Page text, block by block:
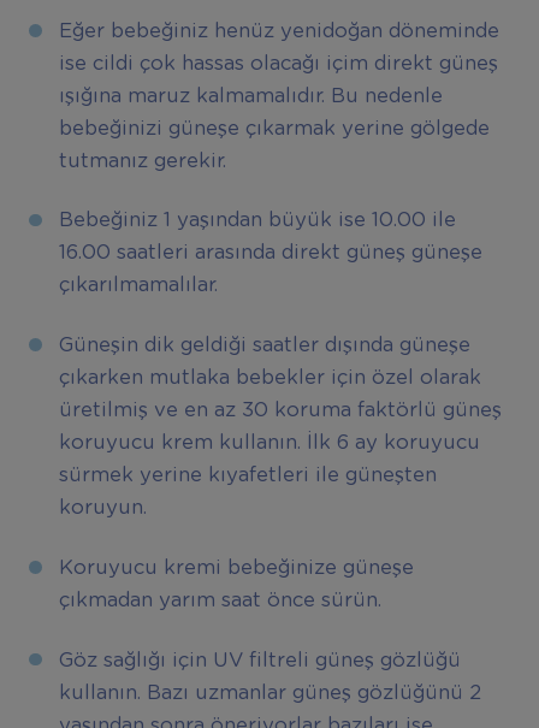
Eğer bebeğiniz henüz yenidoğan döneminde
ise cildi çok hassas olacağı içim direkt güneş
ışığına maruz kalmamalıdır. Bu nedenle
bebeğinizi güneşe çıkarmak yerine gölgede
tutmanız gerekir.
Bebeğiniz 1 yaşından büyük ise 10.00 ile
16.00 saatleri arasında direkt güneş güneşe
çıkarılmamalılar.
Güneşin dik geldiği saatler dışında güneşe
çıkarken mutlaka bebekler için özel olarak
üretilmiş ve en az 30 koruma faktörlü güneş
koruyucu krem kullanın. İlk 6 ay koruyucu
sürmek yerine kıyafetleri ile güneşten
koruyun.
Koruyucu kremi bebeğinize güneşe
çıkmadan yarım saat önce sürün.
Göz sağlığı için UV filtreli güneş gözlüğü
kullanın. Bazı uzmanlar güneş gözlüğünü 2